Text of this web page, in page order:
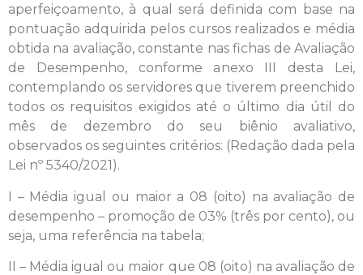
aperfeiçoamento, à qual será definida com base na
pontuação adquirida pelos cursos realizados e média
obtida na avaliação, constante nas fichas de Avaliação
de Desempenho, conforme anexo III desta Lei,
contemplando os servidores que tiverem preenchido
todos os requisitos exigidos até o último dia útil do
mês de dezembro do seu biênio avaliativo,
observados os seguintes critérios: (Redação dada pela
Lei nº 5340/2021).
I – Média igual ou maior a 08 (oito) na avaliação de
desempenho – promoção de 03% (três por cento), ou
seja, uma referência na tabela;
II – Média igual ou maior que 08 (oito) na avaliação de